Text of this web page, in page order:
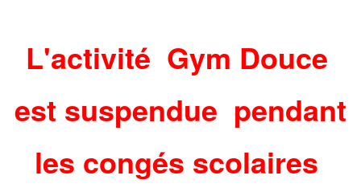
L'activité Gym Douce
est suspendue pendant
les congés scolaires